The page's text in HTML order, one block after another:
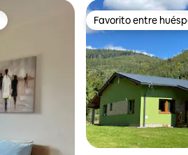
Favorito entre
Favorito entre